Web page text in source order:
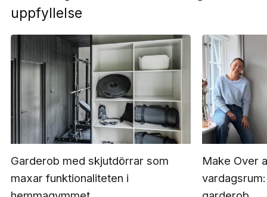
uppfyllelse
Garderob med skjutdörrar som
maxar funktionaliteten i
Make Over